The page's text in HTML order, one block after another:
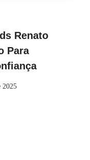
Renato
Para
2025